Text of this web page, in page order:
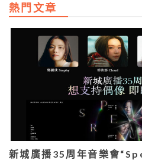
熱門文章
新城廣播35周年音樂會